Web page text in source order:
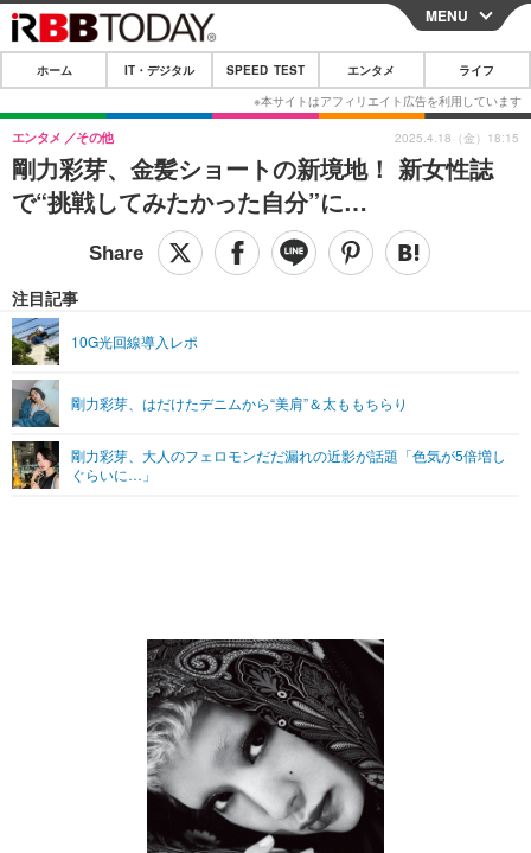
CLOSE
ホーム
IT・デジタル
IT・デジタルTOP スマートフォン
ショッピング その他
SPEED TEST
エンタメTOP 映画・ドラマ
グラビア ブログ
ショッピング その他
ライフTOP
リリース一覧
プッシュ通知の停止方法
MENU
ホーム IT・デジタル SPEED TEST エンタメ ライフ
剛力彩芽、金髪ショートの新境地！ 新女性誌
で“挑戦してみたかった自分”に…
エンタメ その他
注目記事
10G光回線導入レポ
剛力彩芽、はだけたデニムから“美肩”＆太ももちらり
剛力彩芽、大人のフェロモンだだ漏れの近影が話題「色気が5倍増し
ぐらいに…」
2025.4.18（金）18:15